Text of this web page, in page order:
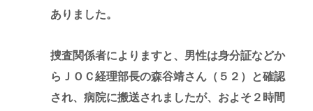
ありました。
捜査関係者によりますと、男性は身分証などか
らＪＯＣ経理部長の森谷靖さん（５２）と確認
され、病院に搬送されましたが、およそ２時間